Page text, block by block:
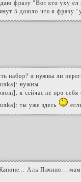
фразу "Вот кто уху
5 дошло что я фразу
набор? и нужны ли
нужны
я сейчас не про себя
ты уже здесь
Аль Пачино...